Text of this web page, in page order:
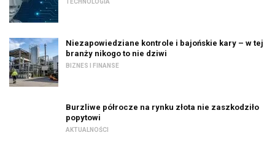
TECHNOLOGIA
Niezapowiedziane kontrole i bajońskie kary – w tej
branży nikogo to nie dziwi
BIZNES I FINANSE
Burzliwe półrocze na rynku złota nie zaszkodziło
popytowi
AKTUALNOŚCI